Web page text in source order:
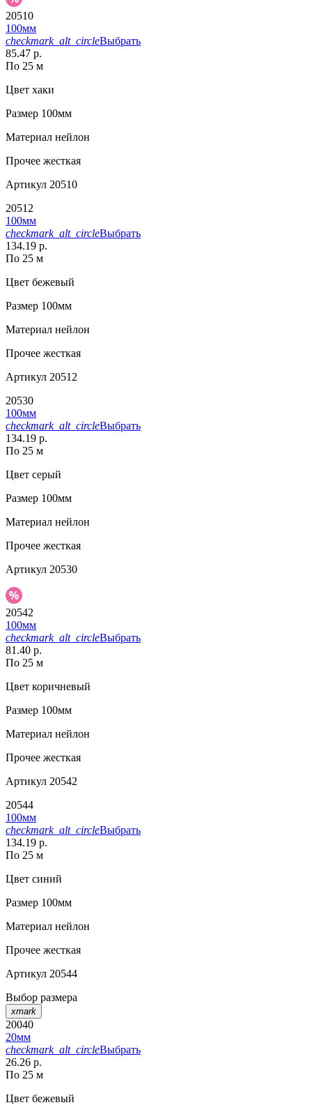
20510
100мм
checkmark_alt_circleВыбрать
85.47 р.
По 25 м
Цвет хаки
Размер 100мм
Материал нейлон
Прочее жесткая
Артикул 20510
20512
100мм
checkmark_alt_circleВыбрать
134.19 р.
По 25 м
Цвет бежевый
Размер 100мм
Материал нейлон
Прочее жесткая
Артикул 20512
20530
100мм
checkmark_alt_circleВыбрать
134.19 р.
По 25 м
Цвет серый
Размер 100мм
Материал нейлон
Прочее жесткая
Артикул 20530
20542
100мм
checkmark_alt_circleВыбрать
81.40 р.
По 25 м
Цвет коричневый
Размер 100мм
Материал нейлон
Прочее жесткая
Артикул 20542
20544
100мм
checkmark_alt_circleВыбрать
134.19 р.
По 25 м
Цвет синий
Размер 100мм
Материал нейлон
Прочее жесткая
Артикул 20544
Выбор размера
xmark
20040
20мм
checkmark_alt_circleВыбрать
26.26 р.
По 25 м
Цвет бежевый